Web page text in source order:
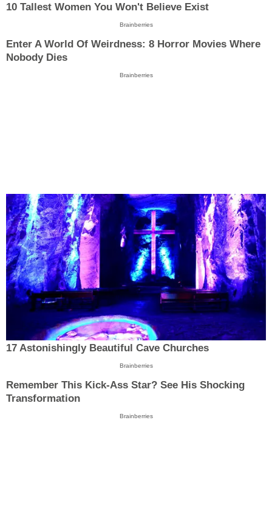
10 Tallest Women You Won't Believe Exist
Brainberries
Enter A World Of Weirdness: 8 Horror Movies Where
Nobody Dies
Brainberries
17 Astonishingly Beautiful Cave Churches
Brainberries
Remember This Kick-Ass Star? See His Shocking
Transformation
Brainberries